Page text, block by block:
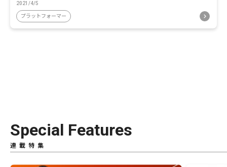
2021/4/5
プラットフォーマー
Special Features
連載特集